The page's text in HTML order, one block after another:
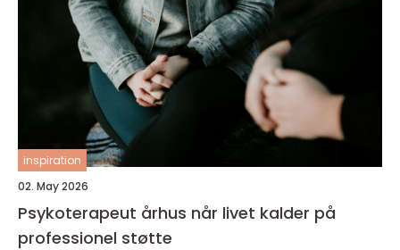
inspiration
02. May 2026
Psykoterapeut århus når livet kalder på
professionel støtte